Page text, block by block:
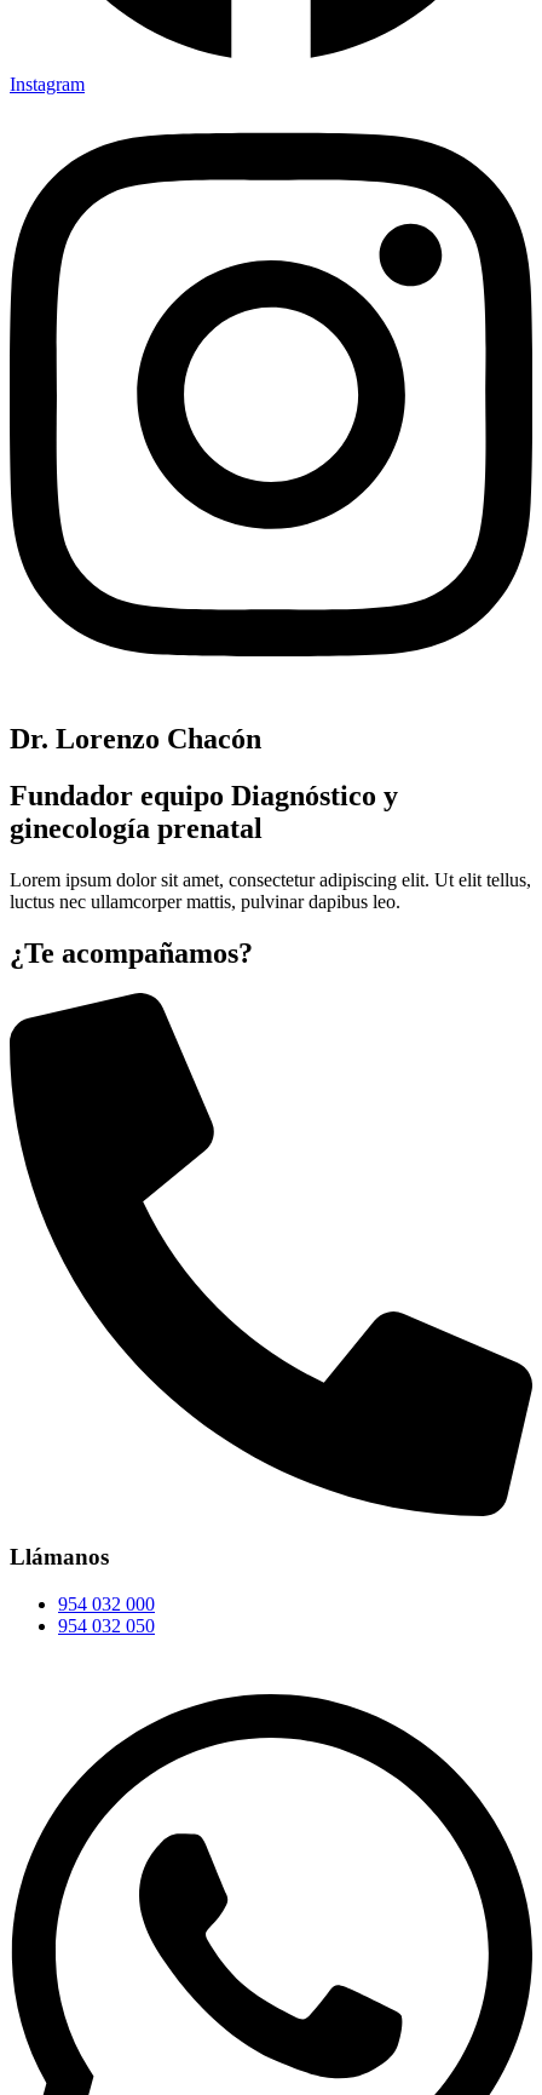
Instagram
Dr. Lorenzo Chacón
Fundador equipo Diagnóstico y
ginecología prenatal
Lorem ipsum dolor sit amet, consectetur adipiscing elit. Ut elit tellus,
luctus nec ullamcorper mattis, pulvinar dapibus leo.
¿Te acompañamos?
Llámanos
954 032 000
954 032 050